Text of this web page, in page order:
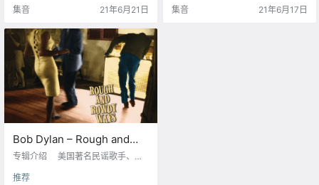
典、最纯粹的努力。 到目前为止，
为人知:《Carrie&Lowell》以Sufjan
母亲和继父命名。Carrie患有双相
情…
集音 21年6月21日
的致敬，艾略特史密斯是同一个独
集音 21年6月17日
Bob Dylan – Rough and
Rowdy Ways – 2020【Q】
专辑介绍 美国著名民谣歌手、诺
·迪伦）宣布将于6月19日发布时隔八
推荐